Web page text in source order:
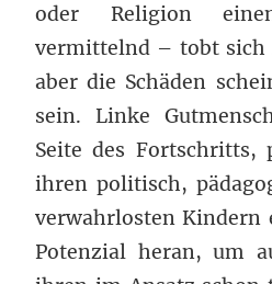
oder Religion
vermittelnd – tobt sich
aber die Schäden
sein. Linke
Seite des Fortschritts,
ihren politisch,
verwahrlosten Kindern
Potenzial heran, um